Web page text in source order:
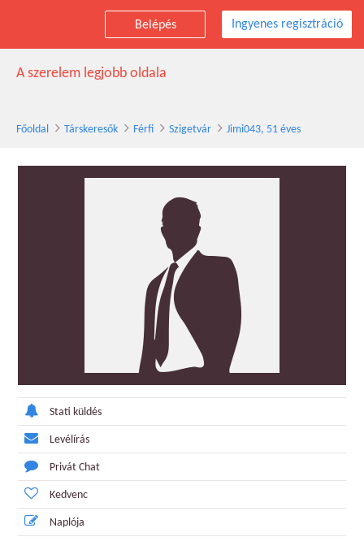
Belépés Ingyenes regisztráció
Jimi043 társkereső férfi, 51 éves, Szigetvár
A szerelem legjobb oldala
Főoldal Társkeresők Férfi Szigetvár Jimi043, 51 éves
Stati küldés
Levélírás
Privát Chat
Kedvenc
Naplója